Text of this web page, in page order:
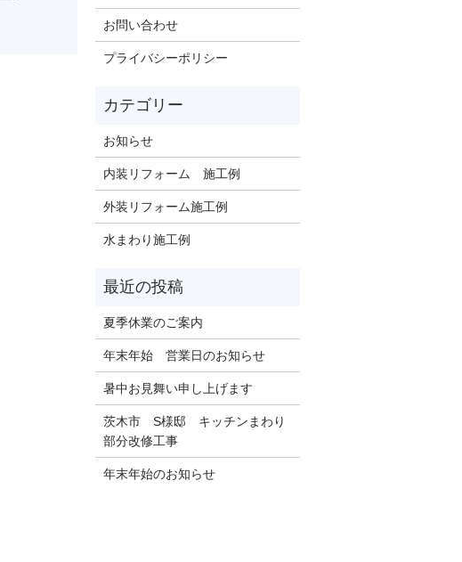
お問い合わせ
プライバシーポリシー
お知らせ
内装リフォーム 施工例
外装リフォーム施工例
水まわり施工例
夏季休業のご案内
年末年始 営業日のお知らせ
暑中お見舞い申し上げます
茨木市 S様邸 キッチンまわり
部分改修工事
年末年始のお知らせ